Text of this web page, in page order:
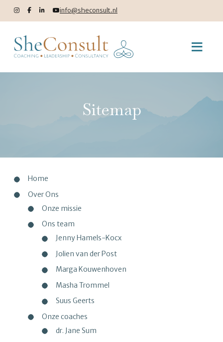
info@sheconsult.nl
Sitemap
Home
Over Ons
Onze missie
Ons team
Jenny Hamels-Kocx
Jolien van der Post
Marga Kouwenhoven
Masha Trommel
Suus Geerts
Onze coaches
dr. Jane Sum